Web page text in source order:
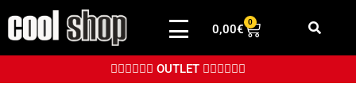
Saltar
contenido
0,00€
0
👉🏼👉🏼👉🏼 OUTLET 👈🏼👈🏼👈🏼